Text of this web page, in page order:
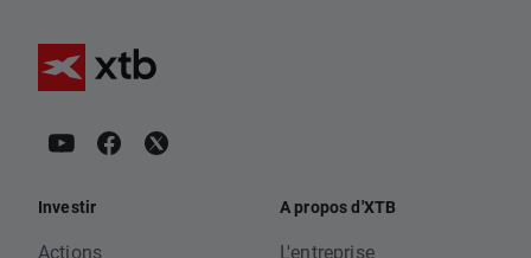
Investir
Actions
A propos d'XTB
L'entreprise